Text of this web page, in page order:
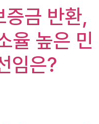
증금 반환,
율 높은 민
임은?